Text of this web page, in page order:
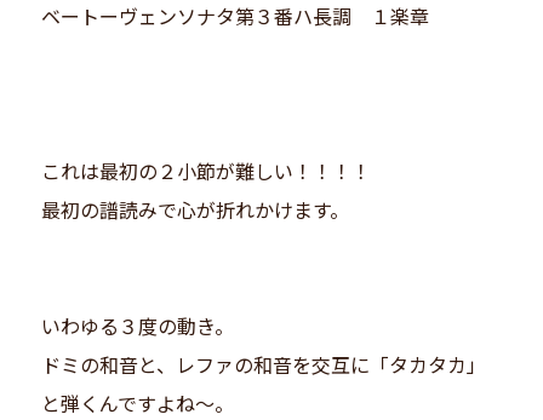
ベートーヴェンソナタ第３番ハ長調 １楽章
これは最初の２小節が難しい！！！！
最初の譜読みで心が折れかけます。
いわゆる３度の動き。
ドミの和音と、レファの和音を交互に「タカタカ」
と弾くんですよね〜。